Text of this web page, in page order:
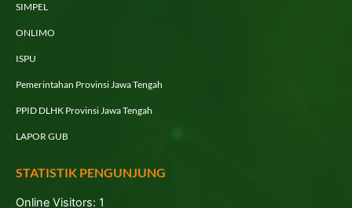
SIMPEL
ONLIMO
ISPU
Pemerintahan Provinsi Jawa Tengah
PPID DLHK Provinsi Jawa Tengah
LAPOR GUB
STATISTIK PENGUNJUNG
Online Visitors: 1